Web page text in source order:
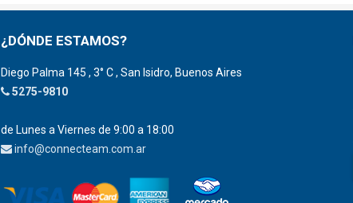
¿DÓNDE ESTAMOS?
Diego Palma 145 , 3° C , San Isidro, Buenos Aires
5275-9810
de Lunes a Viernes de 9:00 a 18:00
info@connecteam.com.ar